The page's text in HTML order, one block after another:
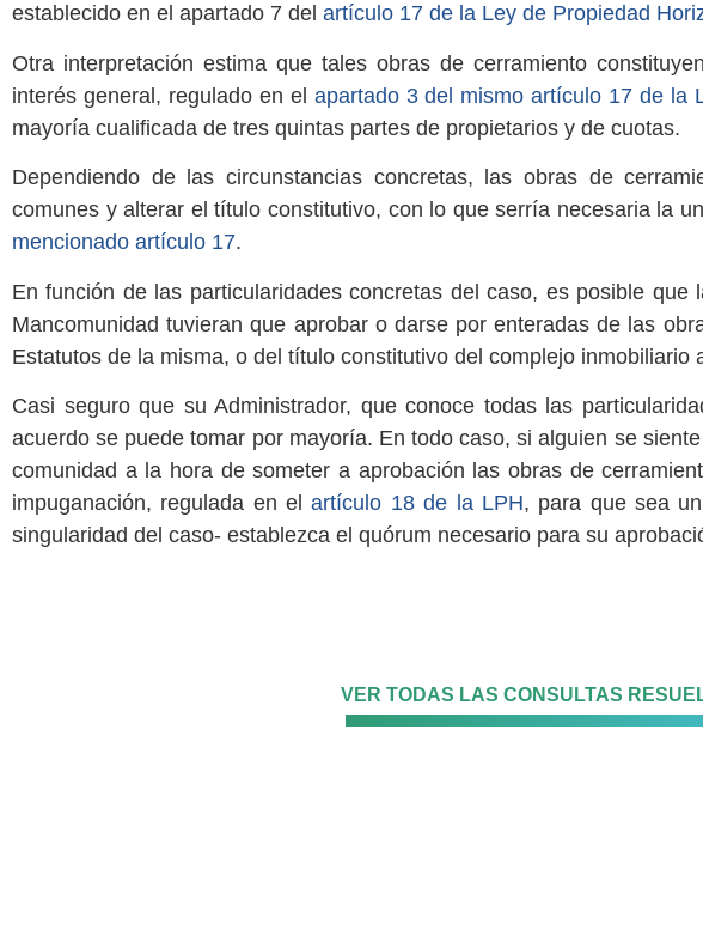
establecido en el apartado 7 del artículo 17 de la Ley de Propiedad
Otra interpretación estima que tales obras de cerramiento
interés general, regulado en el apartado 3 del mismo artículo 17 de la
mayoría cualificada de tres quintas partes de propietarios y de cuotas.
Dependiendo de las circunstancias concretas, las obras de
comunes y alterar el título constitutivo, con lo que serría necesaria la
mencionado artículo 17.
En función de las particularidades concretas del caso, es posible que
Mancomunidad tuvieran que aprobar o darse por enteradas de las
Estatutos de la misma, o del título constitutivo del complejo inmobiliario
Casi seguro que su Administrador, que conoce todas las
acuerdo se puede tomar por mayoría. En todo caso, si alguien se
comunidad a la hora de someter a aprobación las obras de
impuganación, regulada en elartículo 18 de la LPH, para que sea
singularidad del caso- establezca el quórum necesario para su
VER TODAS LAS CONSULTAS